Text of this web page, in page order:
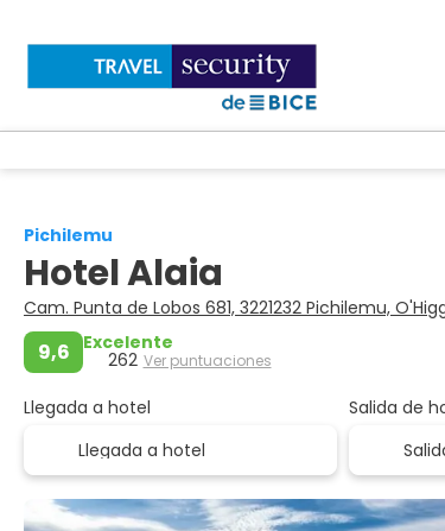
Pichilemu
Hotel Alaia
Cam. Punta de Lobos 681, 3221232 Pichilemu,
9,6 Excelente
262 Ver puntuaciones
Llegada a hotel
Salida de